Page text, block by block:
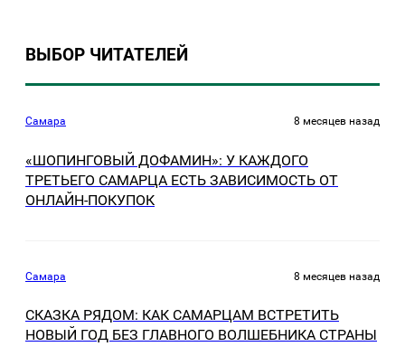
ВЫБОР ЧИТАТЕЛЕЙ
Самара 8 месяцев назад
«ШОПИНГОВЫЙ ДОФАМИН»: У КАЖДОГО
ТРЕТЬЕГО САМАРЦА ЕСТЬ ЗАВИСИМОСТЬ ОТ
ОНЛАЙН-ПОКУПОК
Самара 8 месяцев назад
СКАЗКА РЯДОМ: КАК САМАРЦАМ ВСТРЕТИТЬ
НОВЫЙ ГОД БЕЗ ГЛАВНОГО ВОЛШЕБНИКА СТРАНЫ